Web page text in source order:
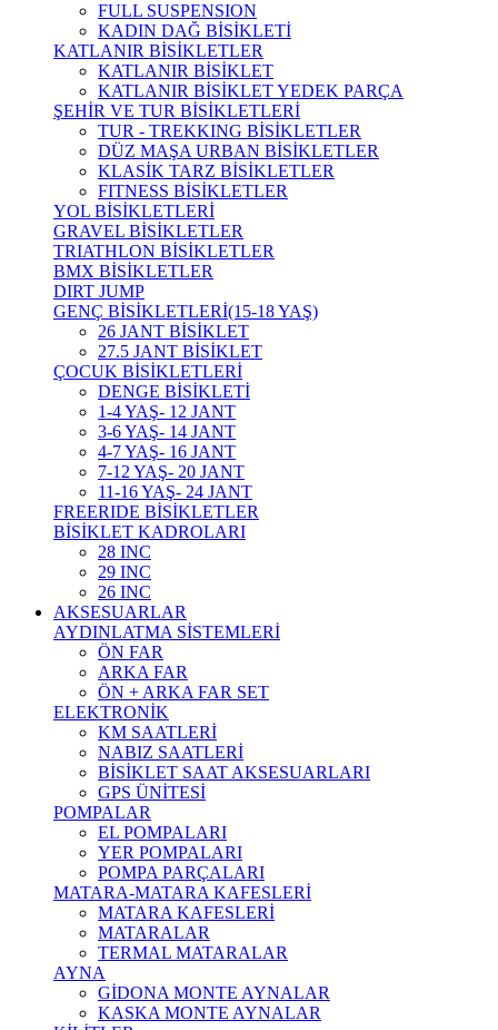
FULL SUSPENSION
KADIN DAĞ BİSİKLETİ
KATLANIR BİSİKLETLER
KATLANIR BİSİKLET
KATLANIR BİSİKLET YEDEK PARÇA
ŞEHİR VE TUR BİSİKLETLERİ
TUR - TREKKING BİSİKLETLER
DÜZ MAŞA URBAN BİSİKLETLER
KLASİK TARZ BİSİKLETLER
FITNESS BİSİKLETLER
YOL BİSİKLETLERİ
GRAVEL BİSİKLETLER
TRIATHLON BİSİKLETLER
BMX BİSİKLETLER
DIRT JUMP
GENÇ BİSİKLETLERİ(15-18 YAŞ)
26 JANT BİSİKLET
27.5 JANT BİSİKLET
ÇOCUK BİSİKLETLERİ
DENGE BİSİKLETİ
1-4 YAŞ- 12 JANT
3-6 YAŞ- 14 JANT
4-7 YAŞ- 16 JANT
7-12 YAŞ- 20 JANT
11-16 YAŞ- 24 JANT
FREERIDE BİSİKLETLER
BİSİKLET KADROLARI
28 INC
29 INC
26 INC
AKSESUARLAR
AYDINLATMA SİSTEMLERİ
ÖN FAR
ARKA FAR
ÖN + ARKA FAR SET
ELEKTRONİK
KM SAATLERİ
NABIZ SAATLERİ
BİSİKLET SAAT AKSESUARLARI
GPS ÜNİTESİ
POMPALAR
EL POMPALARI
YER POMPALARI
POMPA PARÇALARI
MATARA-MATARA KAFESLERİ
MATARA KAFESLERİ
MATARALAR
TERMAL MATARALAR
AYNA
GİDONA MONTE AYNALAR
KASKA MONTE AYNALAR